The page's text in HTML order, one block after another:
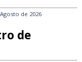
de 2026
de